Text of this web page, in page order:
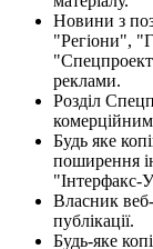
Новини з
"Регіони",
реклами.
Розділ
Будь яке
поширення
"Інтерфакс-
Власник
публікації.
Будь-яке